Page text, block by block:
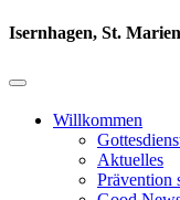
Isernhagen, St. Marien
Willkommen
Aktuelles
Prävention